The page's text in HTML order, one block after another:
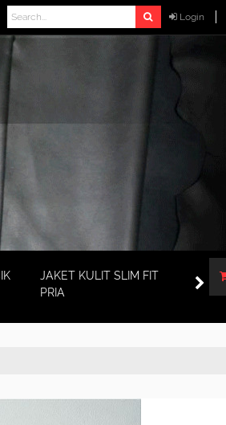
Login
JAKET KULIT SLIM FIT
PRIA